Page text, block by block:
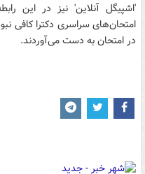
'اشپیگل آنلاین' نیز در این
امتحان‌های سراسری دكترا كافی
در امتحان به دست می‌آوردند.